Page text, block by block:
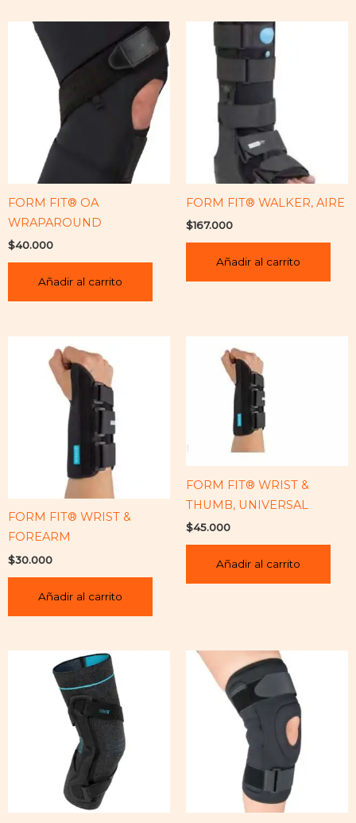
FORM FIT® OA
WRAPAROUND
$40.000
Añadir al carrito
FORM FIT® WALKER, AIRE
$167.000
Añadir al carrito
FORM FIT® WRIST &
FOREARM
$30.000
Añadir al carrito
FORM FIT® WRIST &
THUMB, UNIVERSAL
$45.000
Añadir al carrito